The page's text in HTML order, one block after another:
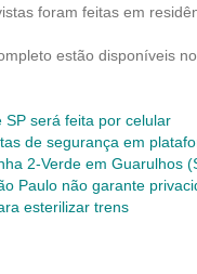
foram feitas em
estão disponíveis
SP será feita por celular
de segurança em
2-Verde em Guarulhos
Paulo não garante
esterilizar trens